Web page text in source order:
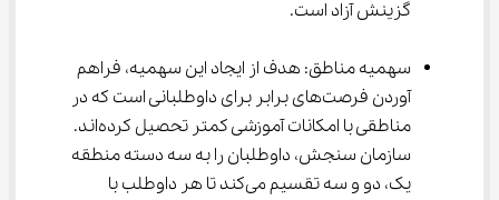
گزینش آزاد است.
سهمیه مناطق: هدف از ایجاد این سهمیه، فراهم
آوردن فرصت‌های برابر برای داوطلبانی است که در
مناطقی با امکانات آموزشی کمتر تحصیل کرده‌اند.
سازمان سنجش، داوطلبان را به سه دسته منطقه
یک، دو و سه تقسیم می‌کند تا هر داوطلب با